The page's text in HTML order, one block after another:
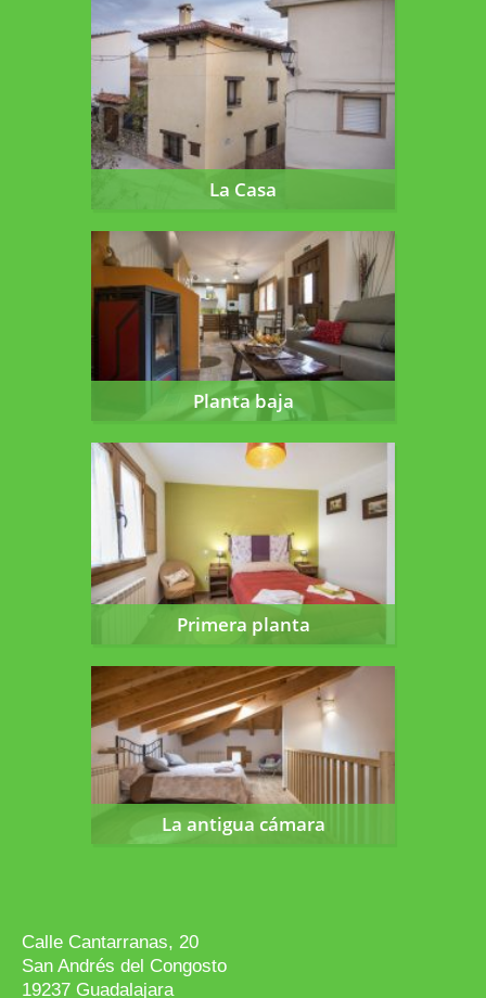
La Casa
La Casa
Planta baja
Planta baja
Primera planta
Primera planta
La antigua cámara
La antigua cámara
Calle Cantarranas, 20
San Andrés del Congosto
19237 Guadalajara